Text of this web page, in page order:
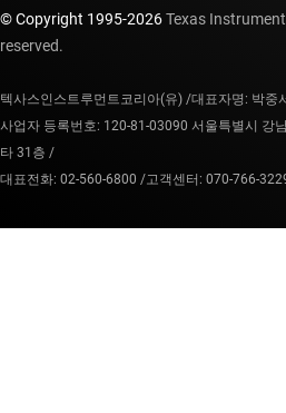
© Copyright 1995-2026Texas
reserved.
텍사스인스트루먼트코리아(유) /대표자명: 박중
사업자 등록번호: 120-81-03090 서울특별시 강
타 31층 /
대표전화: 02-560-6800 /고객센터: 070-766-